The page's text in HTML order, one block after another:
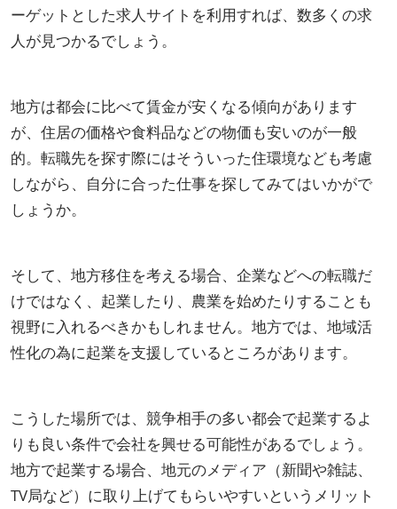
ーゲットとした求人サイトを利用すれば、数多くの求
人が見つかるでしょう。
地方は都会に比べて賃金が安くなる傾向があります
が、住居の価格や食料品などの物価も安いのが一般
的。転職先を探す際にはそういった住環境なども考慮
しながら、自分に合った仕事を探してみてはいかがで
しょうか。
そして、地方移住を考える場合、企業などへの転職だ
けではなく、起業したり、農業を始めたりすることも
視野に入れるべきかもしれません。地方では、地域活
性化の為に起業を支援しているところがあります。
こうした場所では、競争相手の多い都会で起業するよ
りも良い条件で会社を興せる可能性があるでしょう。
地方で起業する場合、地元のメディア（新聞や雑誌、
TV局など）に取り上げてもらいやすいというメリット